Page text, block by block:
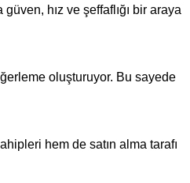
hız ve şeffaflığı bir araya
oluşturuyor. Bu sayede
hem de satın alma tarafı